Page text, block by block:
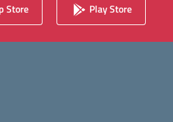
Store Play Store